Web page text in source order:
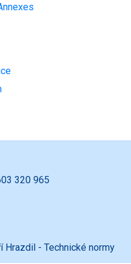
320 965
- Technické normy